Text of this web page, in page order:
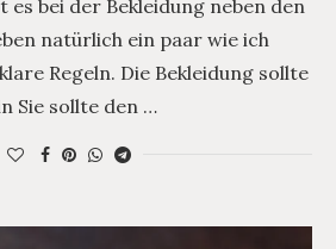
bei der Bekleidung neben den
natürlich ein paar wie ich
Regeln. Die Bekleidung sollte
Sie sollte den …